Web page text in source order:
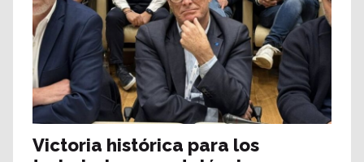
Victoria histórica para los